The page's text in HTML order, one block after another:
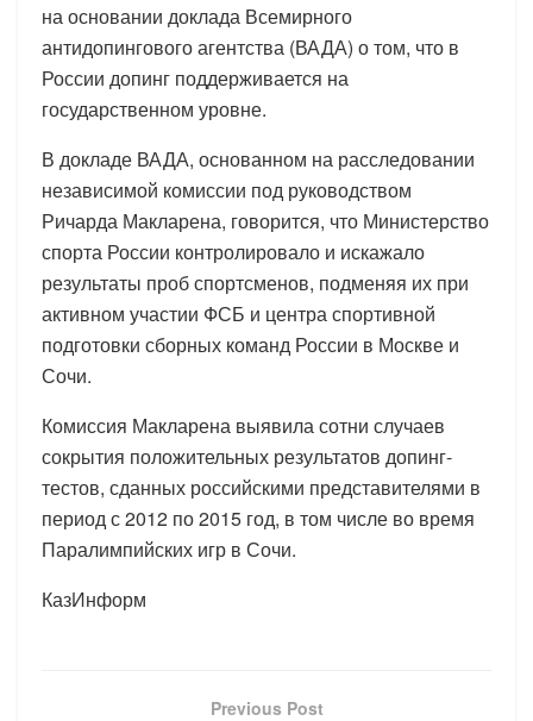
на основании доклада Всемирного
антидопингового агентства (ВАДА) о том, что в
России допинг поддерживается на
государственном уровне.
В докладе ВАДА, основанном на расследовании
независимой комиссии под руководством
Ричарда Макларена, говорится, что Министерство
спорта России контролировало и искажало
результаты проб спортсменов, подменяя их при
активном участии ФСБ и центра спортивной
подготовки сборных команд России в Москве и
Сочи.
Комиссия Макларена выявила сотни случаев
сокрытия положительных результатов допинг-
тестов, сданных российскими представителями в
период с 2012 по 2015 год, в том числе во время
Паралимпийских игр в Сочи.
КазИнформ
Previous Post